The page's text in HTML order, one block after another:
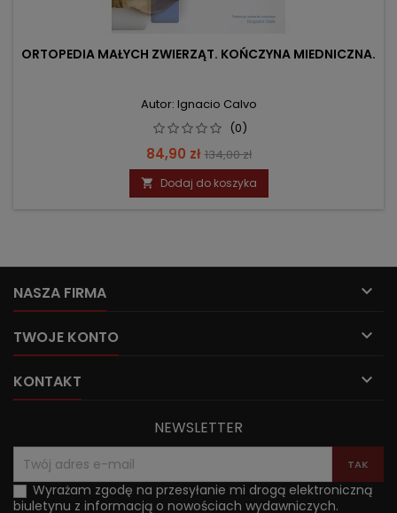
ORTOPEDIA MAŁYCH ZWIERZĄT. KOŃCZYNA MIEDNICZNA.
Autor: Ignacio Calvo
(0)
Cena
84,90 zł Cena
podstawowa
134,00 zł
 Dodaj do koszyka
NASZA FIRMA 
TWOJE KONTO 
KONTAKT 
NEWSLETTER
Wyrażam zgodę na przesyłanie mi drogą elektroniczną
biuletynu z informacją o nowościach wydawniczych.